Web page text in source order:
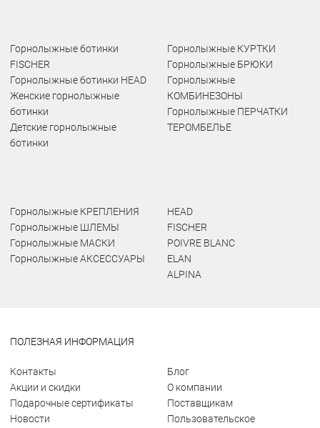
Горнолыжные ботинки
FISCHER
Горнолыжные ботинки HEAD
Женские горнолыжные
ботинки
Детские горнолыжные
ботинки
Горнолыжные КУРТКИ
Горнолыжные БРЮКИ
Горнолыжные
КОМБИНЕЗОНЫ
Горнолыжные ПЕРЧАТКИ
ТЕРОМБЕЛЬЕ
Горнолыжные КРЕПЛЕНИЯ
Горнолыжные ШЛЕМЫ
Горнолыжные МАСКИ
Горнолыжные АКСЕССУАРЫ
HEAD
FISCHER
POIVRE BLANC
ELAN
ALPINA
ПОЛЕЗНАЯ ИНФОРМАЦИЯ
Контакты
Акции и скидки
Подарочные сертификаты
Новости
Блог
О компании
Поставщикам
Пользовательское